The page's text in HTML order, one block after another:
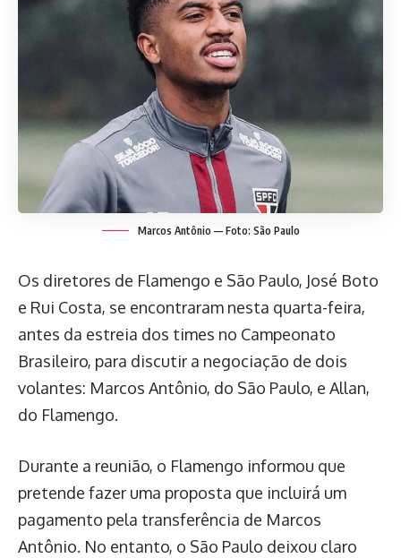
Marcos Antônio — Foto: São Paulo
Os diretores de Flamengo e São Paulo, José Boto
e Rui Costa, se encontraram nesta quarta-feira,
antes da estreia dos times no Campeonato
Brasileiro, para discutir a negociação de dois
volantes: Marcos Antônio, do São Paulo, e Allan,
do Flamengo.
Durante a reunião, o Flamengo informou que
pretende fazer uma proposta que incluirá um
pagamento pela transferência de Marcos
Antônio. No entanto, o São Paulo deixou claro